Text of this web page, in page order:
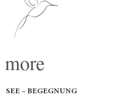
more
SEE – BEGEGNUNG